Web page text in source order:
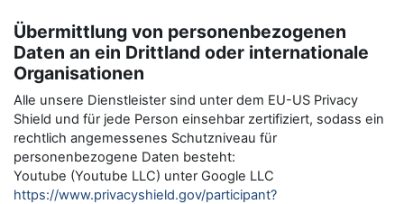
Übermittlung von personenbezogenen
Daten an ein Drittland oder internationale
Organisationen
Alle unsere Dienstleister sind unter dem EU-US Privacy
Shield und für jede Person einsehbar zertifiziert, sodass ein
rechtlich angemessenes Schutzniveau für
personenbezogene Daten besteht:
Youtube (Youtube LLC) unter Google LLC
https://www.privacyshield.gov/participant?